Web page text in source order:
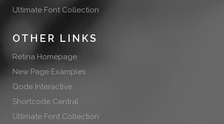
Ultimate Font Collection
OTHER LINKS
Retina Homepage
New Page Examples
Qode Interactive
Shortcode Central
Ultimate Font Collection